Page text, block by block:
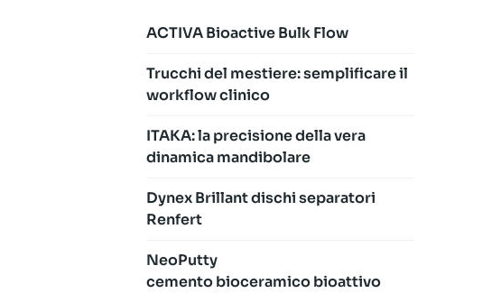
ACTIVA Bioactive Bulk Flow
Trucchi del mestiere: semplificare il
workflow clinico
ITAKA: la precisione della vera
dinamica mandibolare
Dynex Brillant dischi separatori
Renfert
NeoPutty
cemento bioceramico bioattivo